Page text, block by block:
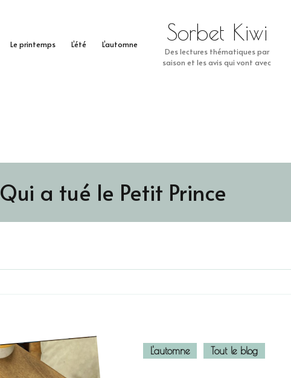
Le printemps L’été L’automne Sorbet Kiwi
Des lectures thématiques par
saison et les avis qui vont avec
Qui a tué le Petit Prince
L'automne Tout le blog